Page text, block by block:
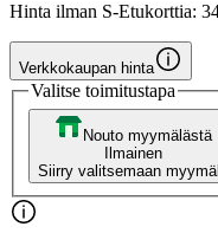
Hinta ilman S-Etukorttia:
Verkkokaupan hinta
Valitse toimitustapa
Nouto myymälästä
Ilmainen
Siirry valitsemaan